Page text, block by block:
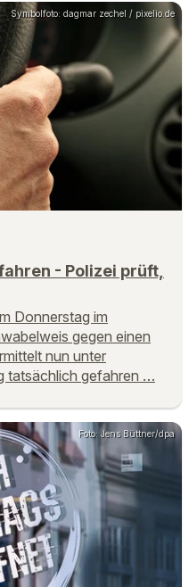
Symbolfoto: dagmar zechel / pixelio.de
- Polizei prüft,
Donnerstag im
gegen einen
nun unter
tatsächlich gefahren …
Foto: Jens Büttner/dpa